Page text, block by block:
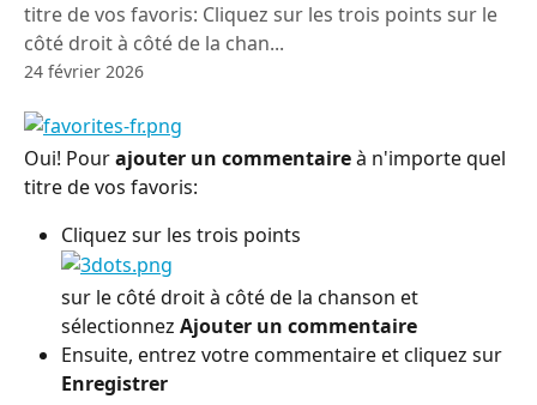
titre de vos favoris: Cliquez sur les trois points sur le
côté droit à côté de la chan...
24 février 2026
Oui! Pour ajouter un commentaire à n'importe quel
titre de vos favoris:
Cliquez sur les trois points
sur le côté droit à côté de la chanson et
sélectionnez Ajouter un commentaire
Ensuite, entrez votre commentaire et cliquez sur
Enregistrer